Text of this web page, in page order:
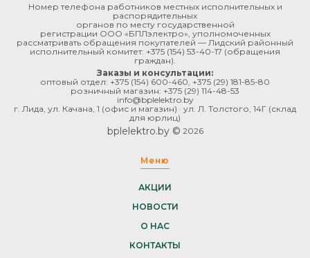
Номер телефона работников местных исполнительных и
распорядительных
органов по месту государственной
регистрации ООО «БПЛэлектро», уполномоченных
рассматривать обращения покупателей — Лидский районный
исполнительный комитет: +375 (154) 53-40-17 (обращения
граждан).
Заказы и консультации:
оптовый отдел: +375 (154) 600-460 +375 (29) 181-85-80
розничный магазин: +375 (29) 114-48-53
info@bplelektro.by
г. Лида, ул. Качана, 1 (офис и магазин) · ул. Л. Толстого, 14Г (склад
для юрлиц)
bplelektro.by © 2026
Меню
АКЦИИ
НОВОСТИ
О НАС
КОНТАКТЫ